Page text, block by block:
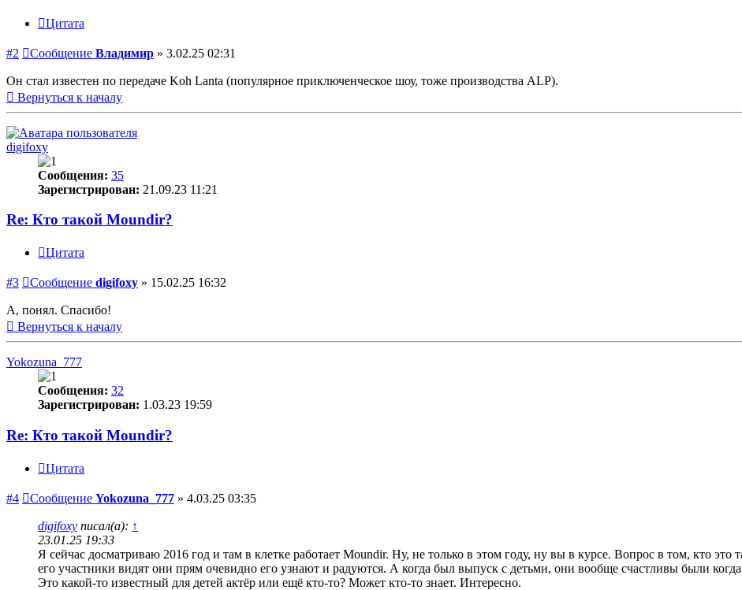
Цитата
#2 Сообщение Владимир » 3.02.25 02:31
Он стал известен по передачe Koh Lanta (популярное приключенческое шоу, тоже производства ALP).
Вернуться к началу
digifoxy
Сообщения: 35
Зарегистрирован: 21.09.23 11:21
Re: Кто такой Moundir?
Цитата
#3 Сообщение digifoxy » 15.02.25 16:32
А, понял. Спасибо!
Вернуться к началу
Yokozuna_777
Сообщения: 32
Зарегистрирован: 1.03.23 19:59
Re: Кто такой Moundir?
Цитата
#4 Сообщение Yokozuna_777 » 4.03.25 03:35
digifoxy писал(а): ↑
23.01.25 19:33
Я сейчас досматриваю 2016 год и там в клетке работает Moundir. Ну, не только в этом году, ну вы в курсе. Вопрос в том, кто это
его участники видят они прям очевидно его узнают и радуются. А когда был выпуск с детьми, они вообще счастливы были
Это какой-то известный для детей актёр или ещё кто-то? Может кто-то знает. Интересно.